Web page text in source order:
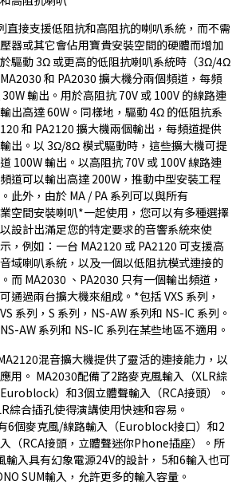
直接支援低阻抗和高阻抗的喇叭系統，而不需
器或其它會佔用寶貴安裝空間的硬體而增加
驅動 3Ω 或更高的低阻抗喇叭系統時（3Ω/4Ω
和 PA2030 擴大機分兩個頻道，每頻
輸出。用於高阻抗 70V 或 100V 的線路連
出高達 60W。同樣地，驅動 4Ω 的低阻抗系
和 PA2120 擴大機兩個輸出，每頻道提供
出。以 3Ω/8Ω 模式驅動時，這些擴大機可提
100W 輸出。以高阻抗 70V 或 100V 線路連
道可以輸出高達 200W，推動中型安裝工程
此外，由於 MA / PA 系列可以與所有
空間安裝喇叭*一起使用，您可以有多種選擇
設計出滿足您的特定要求的音響系統來使
，例如：一台 MA2120 或 PA2120 可支援高
域喇叭系統，以及一個以低阻抗模式連接的
而 MA2030 、PA2030 只有一個輸出頻道，
通過兩台擴大機來組成。*包括 VXS 系列，
系列，S 系列，NS-AW 系列和 NS-IC 系列。
AW 系列和 NS-IC 系列在某些地區不適用。
混音擴大機提供了靈活的連接能力，以
用。 MA2030配備了2路麥克風輸入（XLR綜
）和3個立體聲輸入（RCA接頭）。
綜合插孔使得演講使用快速和容易。
6個麥克風/線路輸入（Euroblock接口）和2
（RCA接頭，立體聲迷你Phone插座）。所
輸入具有幻象電源24V的設計， 5和6輸入也可
SUM輸入，允許更多的輸入容量。